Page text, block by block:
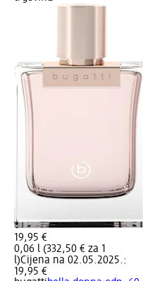
19,95 €
0,06 l (332,50 € za 1
l)Cijena na 02.05.2025.:
19,95 €